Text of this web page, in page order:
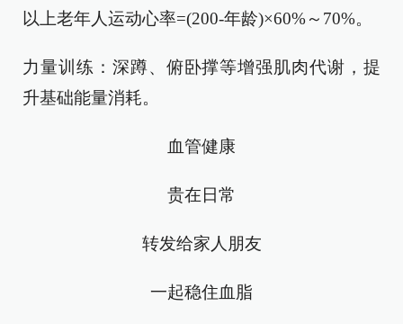
以上老年人运动心率=(200-年龄)×60%～70%。
力量训练：深蹲、俯卧撑等增强肌肉代谢，提
升基础能量消耗。
血管健康
贵在日常
转发给家人朋友
一起稳住血脂